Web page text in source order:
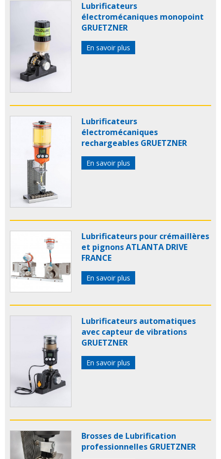
Lubrificateurs
électromécaniques monopoint
GRUETZNER
En savoir plus
Lubrificateurs
électromécaniques
rechargeables GRUETZNER
En savoir plus
Lubrificateurs pour crémaillères
et pignons ATLANTA DRIVE
FRANCE
En savoir plus
Lubrificateurs automatiques
avec capteur de vibrations
GRUETZNER
En savoir plus
Brosses de Lubrification
professionnelles GRUETZNER